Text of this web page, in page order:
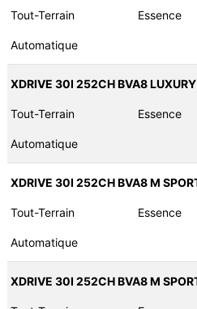
Tout-Terrain Essence
Automatique
XDRIVE 30I 252CH BVA8
Tout-Terrain Essence
Automatique
XDRIVE 30I 252CH BVA8 M
Tout-Terrain Essence
Automatique
XDRIVE 30I 252CH BVA8 M